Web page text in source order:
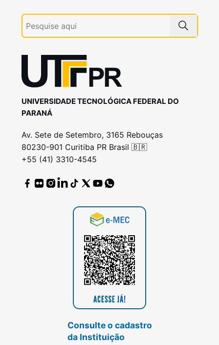
UNIVERSIDADE TECNOLÓGICA FEDERAL DO
PARANÁ
Av. Sete de Setembro, 3165 Rebouças
80230-901 Curitiba PR Brasil 🇧🇷
+55 (41) 3310-4545
Consulte o cadastro
da Instituição